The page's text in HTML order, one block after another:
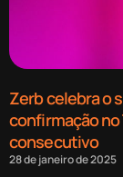
Zerb celebra o
confirmação no
consecutivo
28 de janeiro de 2025